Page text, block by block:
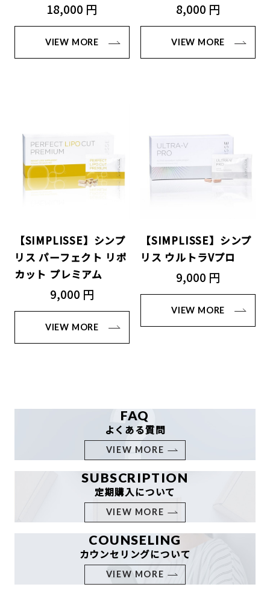
18,000 円
VIEW MORE
8,000 円
VIEW MORE
【SIMPLISSE】シンプ
リス パーフェクト リポ
カット プレミアム
9,000 円
VIEW MORE
【SIMPLISSE】シンプ
リス ウルトラVプロ
9,000 円
VIEW MORE
FAQ
よくある質問
VIEW MORE
SUBSCRIPTION
定期購入について
VIEW MORE
COUNSELING
カウンセリングについて
VIEW MORE